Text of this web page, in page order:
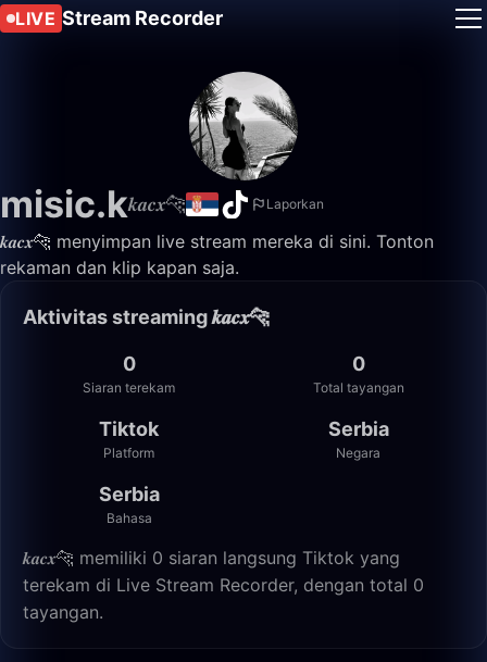
LIVE Stream Recorder
misic.k𝒌𝒂𝒄𝒙🐆 Laporkan
𝒌𝒂𝒄𝒙🐆 menyimpan live stream mereka di sini. Tonton
rekaman dan klip kapan saja.
Aktivitas streaming 𝒌𝒂𝒄𝒙🐆
0
Siaran terekam
0
Total tayangan
Tiktok
Platform
Serbia
Negara
Serbia
Bahasa
𝒌𝒂𝒄𝒙🐆 memiliki 0 siaran langsung Tiktok yang
terekam di Live Stream Recorder, dengan total 0
tayangan.